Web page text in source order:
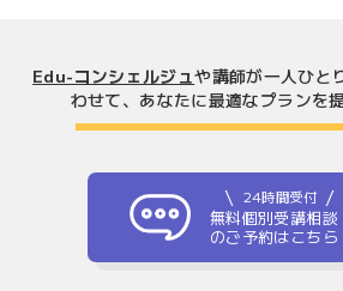
Edu-コンシェルジュや講師が一人ひと
わせて、 あなたに最適なプランを
24時間受付
無料個別受講相談
のご予約はこちら